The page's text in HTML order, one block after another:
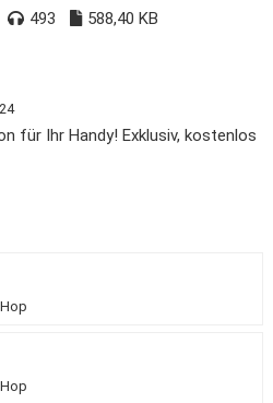
493 588,40 KB
für Ihr Handy! Exklusiv, kostenlos